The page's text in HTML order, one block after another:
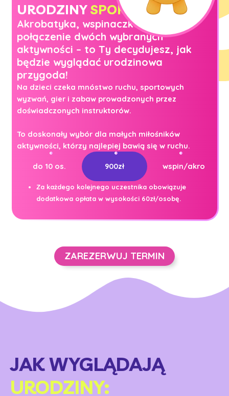
URODZINYSPORTOWE
Akrobatyka, wspinaczka, szarfy lub
połączenie dwóch wybranych
aktywności – to Ty decydujesz, jak
będzie wyglądać urodzinowa
przygoda!
Na dzieci czeka mnóstwo ruchu, sportowych
wyzwań, gier i zabaw prowadzonych przez
doświadczonych instruktorów.
To doskonały wybór dla małych miłośników
aktywności, którzy najlepiej bawią się w ruchu.
do 10 os. 900zł wspin/akro
Za każdego kolejnego uczestnika obowiązuje
dodatkowa opłata w wysokości 60zł/osobę.
ZAREZERWUJ TERMIN
JAK WYGLĄDAJĄ
URODZINY: